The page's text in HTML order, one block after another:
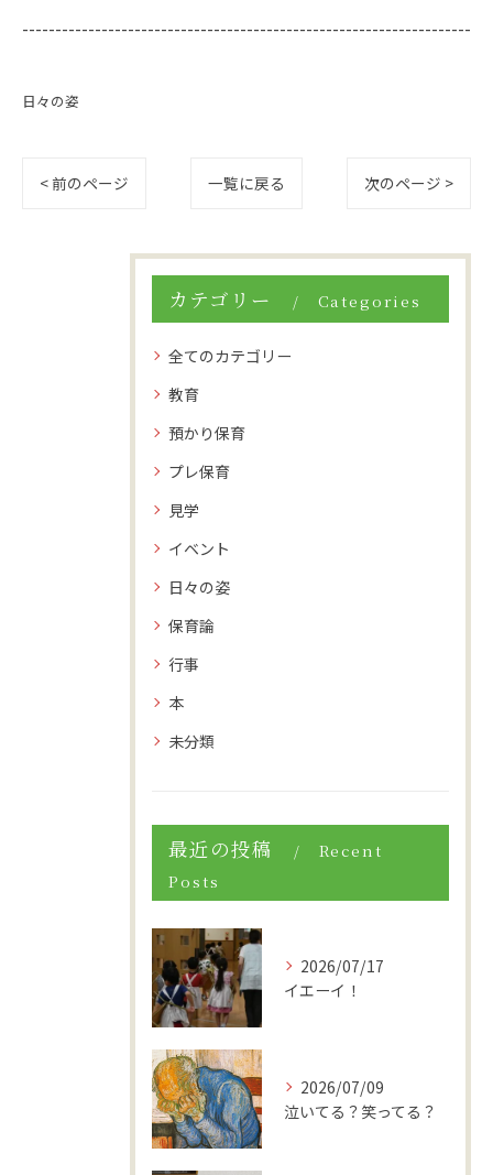
--------------------------------------------------------------------
日々の姿
< 前のページ 一覧に戻る 次のページ >
カテゴリー Categories
全てのカテゴリー
教育
預かり保育
プレ保育
見学
イベント
日々の姿
保育論
行事
本
未分類
最近の投稿
Recent
Posts
2026/07/17
イエーイ！
2026/07/09
泣いてる？笑ってる？